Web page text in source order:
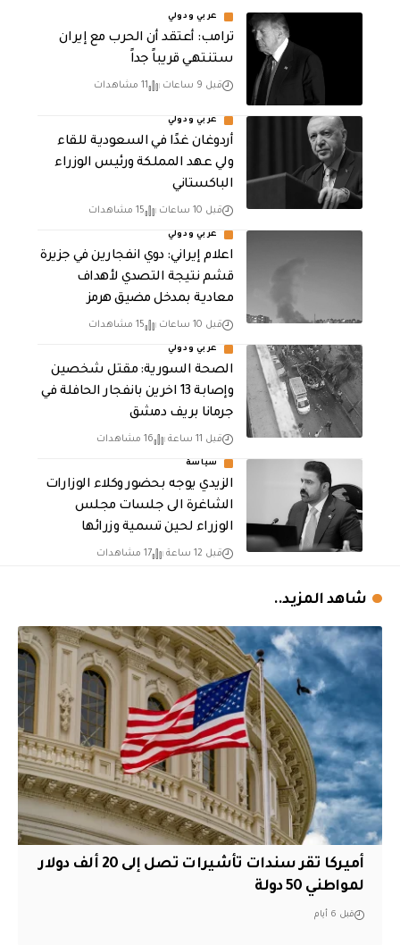
عربي ودولي
‏ترامب: أعتقد أن الحرب مع إيران
ستنتهي قريباً جداً
قبل 9 ساعات 11 مشاهدات
عربي ودولي
أردوغان غدًا في السعودية للقاء
ولي عهد المملكة ورئيس الوزراء
الباكستاني
قبل 10 ساعات 15 مشاهدات
عربي ودولي
اعلام إيراني: دوي انفجارين في جزيرة
قشم نتيجة التصدي لأهداف
معادية بمدخل مضيق هرمز
قبل 10 ساعات 15 مشاهدات
عربي ودولي
الصحة السورية: مقتل شخصين
وإصابة 13 اخرين بانفجار الحافلة في
جرمانا بريف دمشق
قبل 11 ساعة 16 مشاهدات
سياسة
الزيدي يوجه بحضور وكلاء الوزارات
الشاغرة الى جلسات مجلس
الوزراء لحين تسمية وزرائها
قبل 12 ساعة 17 مشاهدات
شاهد المزيد..
أميركا تقر سندات تأشيرات تصل إلى 20 ألف دولار
لمواطني 50 دولة
قبل 6 أيام